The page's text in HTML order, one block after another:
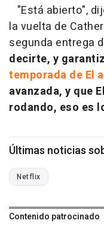
"Está abierto",
la vuelta de
segunda entrega
decirte, y
temporada de El
avanzada, y que
rodando, eso es
Últimas noticias
Netflix
Contenido patrocinado